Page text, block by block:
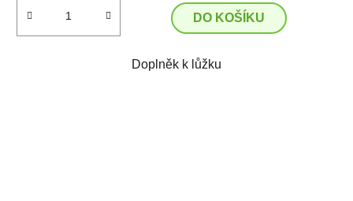
DO KOŠÍKU
Doplněk k lůžku